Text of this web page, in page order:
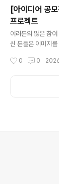
분• 자신의 기획력
싶은 분 ◎ 챌린지
업·시장 내 반복되
분석한 뒤 AI/블록
시하세요.• 본선:
요. ◎ 모집 대상•
[아이디어 공
프로젝트
여러분의 많은 참
신 분들은 이미지
생활에서 겪는 문제
도전해주세요! ◎
0 0